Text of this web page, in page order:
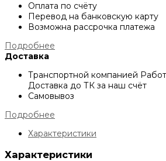
Оплата по счёту
Перевод на банковскую карту
Возможна рассрочка платежа
Подробнее
Доставка
Транспортной компанией
Доставка до ТК за наш счёт
Самовывоз
Подробнее
Характеристики
Характеристики